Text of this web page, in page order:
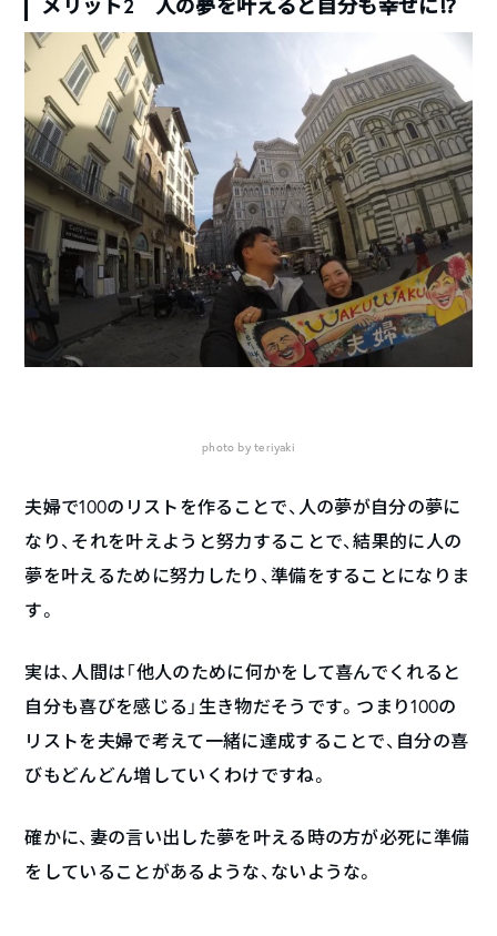
photo by teriyaki
夫婦で100のリストを作ることで、人の夢が自分の夢に
なり、それを叶えようと努力することで、結果的に人の
夢を叶えるために努力したり、準備をすることになりま
す。
実は、人間は「他人のために何かをして喜んでくれると
自分も喜びを感じる」生き物だそうです。つまり100の
リストを夫婦で考えて一緒に達成することで、自分の喜
びもどんどん増していくわけですね。
確かに、妻の言い出した夢を叶える時の方が必死に準備
をしていることがあるような、ないような。